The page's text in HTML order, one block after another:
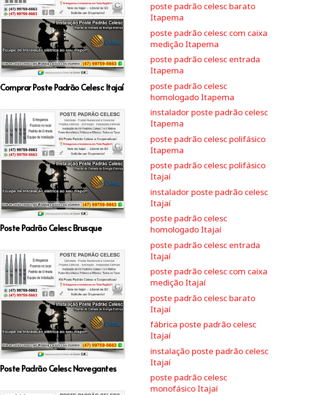
Comprar Poste Padrão Celesc Itajaí
Poste Padrão Celesc Brusque
Poste Padrão Celesc Navegantes
poste padrão celesc barato
Itapema
poste padrão celesc com caixa
medição Itapema
poste padrão celesc entrada
Itapema
poste padrão celesc
homologado Itapema
instalador poste padrão celesc
Itapema
poste padrão celesc polifásico
Itapema
poste padrão celesc polifásico
Itajaí
instalador poste padrão celesc
Itajaí
poste padrão celesc
homologado Itajaí
poste padrão celesc entrada
Itajaí
poste padrão celesc com caixa
medição Itajaí
poste padrão celesc barato
Itajaí
fábrica poste padrão celesc
Itajaí
instalação poste padrão celesc
Itajaí
poste padrão celesc
monofásico Itajaí